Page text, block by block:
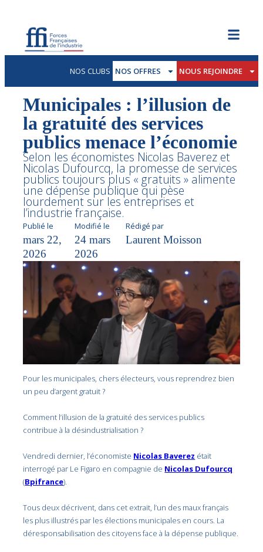
NOS CLUBS NOS OFFRES NOUS REJOINDRE
Municipales : l’illusion de
la gratuité des services
publics menace l’économie
Selon les économistes Nicolas Baverez et
Nicolas Dufourcq, la promesse de services
publics toujours plus « gratuits » alimente
une dépense publique qui pèse
lourdement sur les entreprises et
l’industrie française.
Publié le
mars 22,
2026
Modifié le
24 mars
2026
Rédigé par
Laurent Moisson
Pour les municipales, chers électeurs, vous reprendrez bien
un peu d’argent gratuit ?
Comment l’illusion de la gratuité des services publics
contribue à la désindustrialisation ?
Vendredi dernier, l’économiste Nicolas Baverez était
interrogé par Le Figaro en compagnie de Nicolas Dufourcq
(Bpifrance).
Tous deux décrivent, dans cet extrait, l’un des maux français
les plus illustrés par les élections municipales en cours. La
déresponsabilisation des citoyens face à la dépense publique.